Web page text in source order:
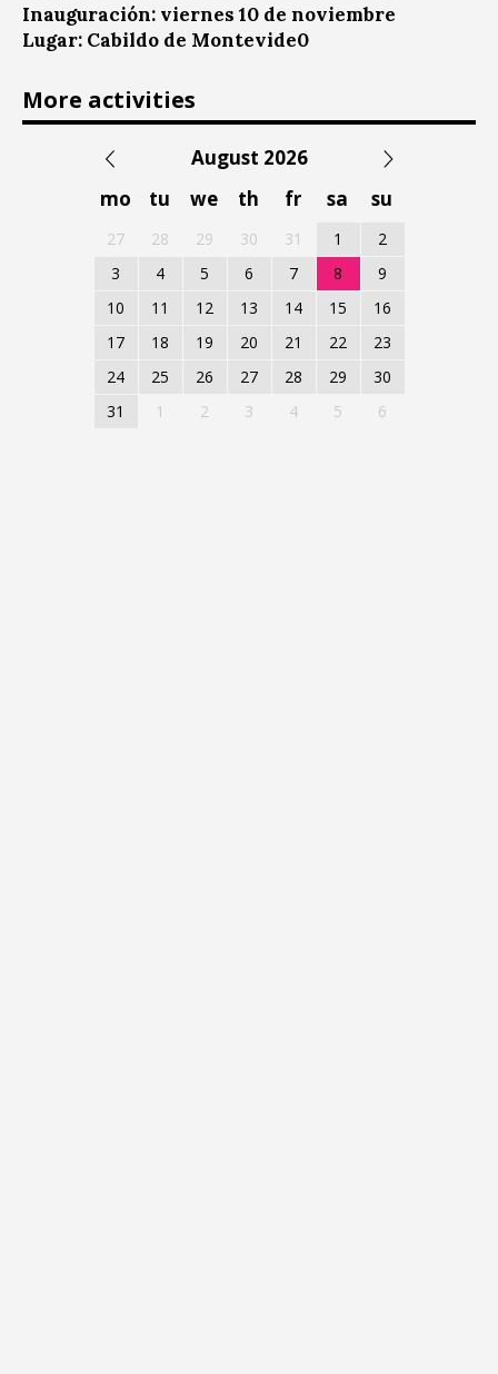
Inauguración: viernes 10 de noviembre
Lugar: Cabildo de Montevide0
More activities
August 2026
mo
tu we th fr sa su
27 28 29 30 31 1
2
3
4 5 6 7 8
9
10
11 12 13 14 15
16
17
18 19 20 21 22
23
24
25 26 27 28 29
30
31
1 2 3 4 5 6